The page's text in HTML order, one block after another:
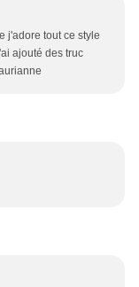
j'adore tout ce style
ajouté des truc